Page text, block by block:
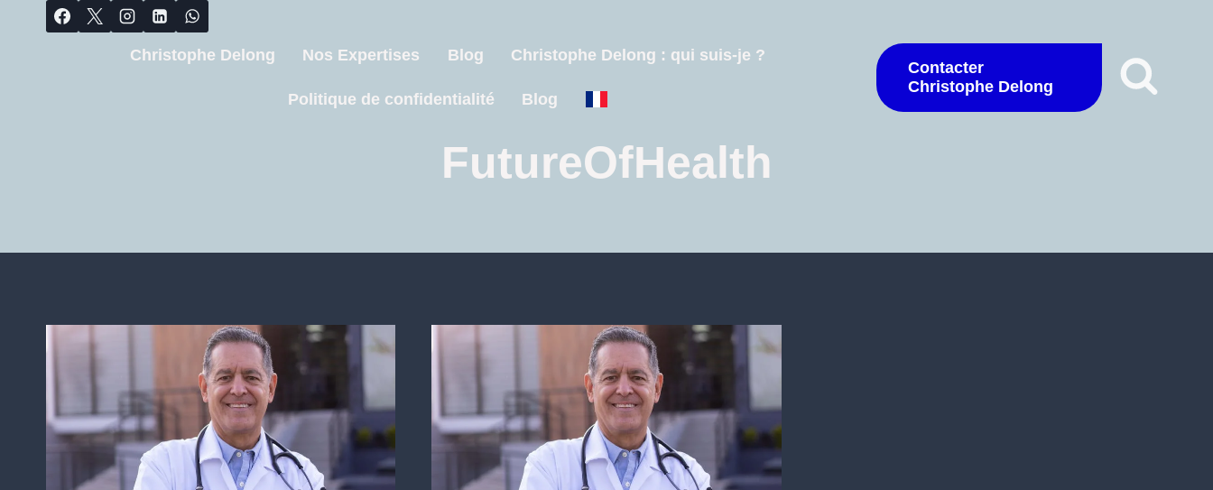
Christophe Delong Nos Expertises Blog Christophe Delong : qui suis-je ?
Politique de confidentialité Blog
Contacter
Christophe Delong
FutureOfHealth